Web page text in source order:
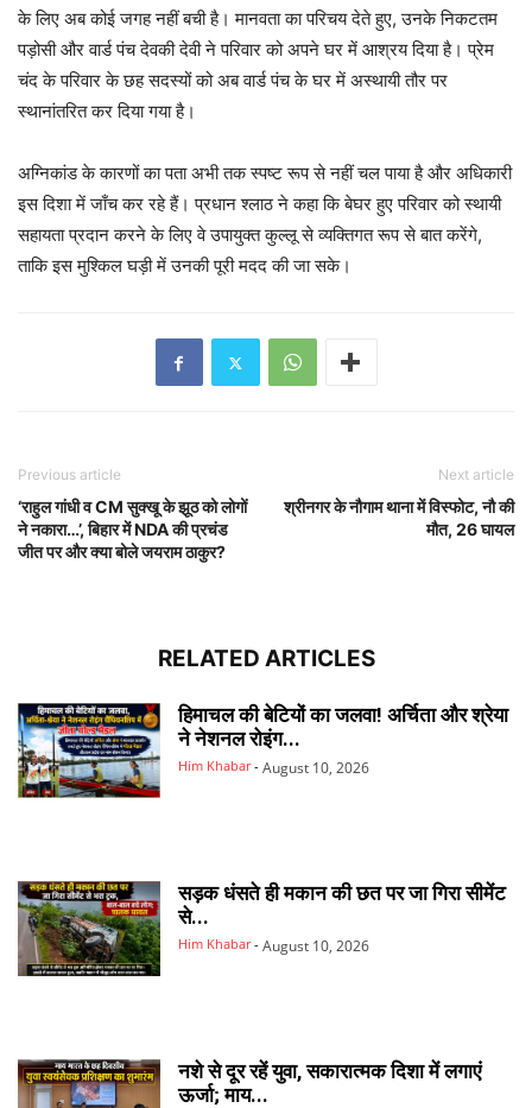
के लिए अब कोई जगह नहीं बची है। मानवता का परिचय देते हुए, उनके निकटतम
पड़ोसी और वार्ड पंच देवकी देवी ने परिवार को अपने घर में आश्रय दिया है। प्रेम
चंद के परिवार के छह सदस्यों को अब वार्ड पंच के घर में अस्थायी तौर पर
स्थानांतरित कर दिया गया है।
अग्निकांड के कारणों का पता अभी तक स्पष्ट रूप से नहीं चल पाया है और अधिकारी
इस दिशा में जाँच कर रहे हैं। प्रधान श्लाठ ने कहा कि बेघर हुए परिवार को स्थायी
सहायता प्रदान करने के लिए वे उपायुक्त कुल्लू से व्यक्तिगत रूप से बात करेंगे,
ताकि इस मुश्किल घड़ी में उनकी पूरी मदद की जा सके।
Previous article
‘राहुल गांधी व CM सुक्खू के झूठ को लोगों
ने नकारा…’, बिहार में NDA की प्रचंड
जीत पर और क्या बोले जयराम ठाकुर?
Next article
श्रीनगर के नौगाम थाना में विस्फोट, नौ की
मौत, 26 घायल
RELATED ARTICLES
हिमाचल की बेटियों का जलवा! अर्चिता और श्रेया
ने नेशनल रोइंग...
Him Khabar - August 10, 2026
सड़क धंसते ही मकान की छत पर जा गिरा सीमेंट
से...
Him Khabar - August 10, 2026
नशे से दूर रहें युवा, सकारात्मक दिशा में लगाएं
ऊर्जा; माय...